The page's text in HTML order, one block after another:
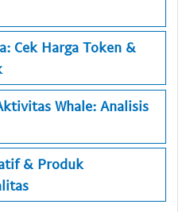
Cek Harga Token &
Whale: Analisis
& Produk